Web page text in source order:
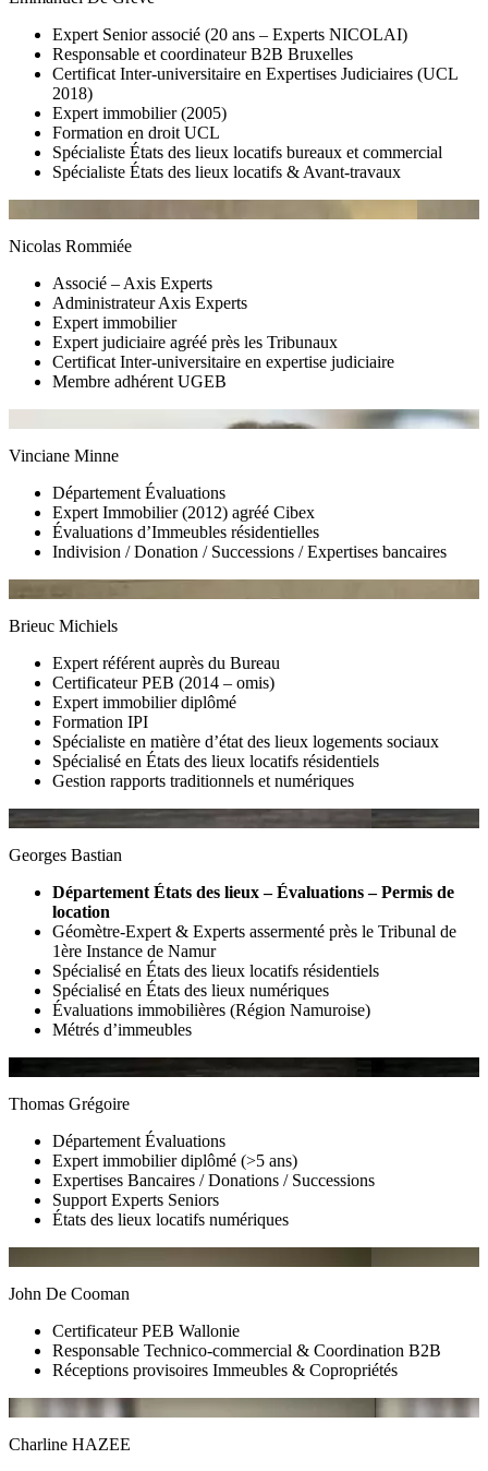
Expert Senior associé (20 ans – Experts NICOLAI)
Responsable et coordinateur B2B Bruxelles
Certificat Inter-universitaire en Expertises Judiciaires (UCL
2018)
Expert immobilier (2005)
Formation en droit UCL
Spécialiste États des lieux locatifs bureaux et commercial
Spécialiste États des lieux locatifs & Avant-travaux
Nicolas Rommiée
Associé – Axis Experts
Administrateur Axis Experts
Expert immobilier
Expert judiciaire agréé près les Tribunaux
Certificat Inter-universitaire en expertise judiciaire
Membre adhérent UGEB
Vinciane Minne
Département Évaluations
Expert Immobilier (2012) agréé Cibex
Évaluations d’Immeubles résidentielles
Indivision / Donation / Successions / Expertises bancaires
Brieuc Michiels
Expert référent auprès du Bureau
Certificateur PEB (2014 – omis)
Expert immobilier diplômé
Formation IPI
Spécialiste en matière d’état des lieux logements sociaux
Spécialisé en États des lieux locatifs résidentiels
Gestion rapports traditionnels et numériques
Georges Bastian
Département États des lieux – Évaluations – Permis de
location
Géomètre-Expert & Experts assermenté près le Tribunal de
1ère Instance de Namur
Spécialisé en États des lieux locatifs résidentiels
Spécialisé en États des lieux numériques
Évaluations immobilières (Région Namuroise)
Métrés d’immeubles
Thomas Grégoire
Département Évaluations
Expert immobilier diplômé (>5 ans)
Expertises Bancaires / Donations / Successions
Support Experts Seniors
États des lieux locatifs numériques
John De Cooman
Certificateur PEB Wallonie
Responsable Technico-commercial & Coordination B2B
Réceptions provisoires Immeubles & Copropriétés
Charline HAZEE